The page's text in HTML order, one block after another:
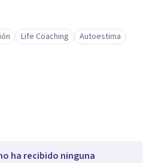
Life Coaching
Autoestima
ha recibido ninguna